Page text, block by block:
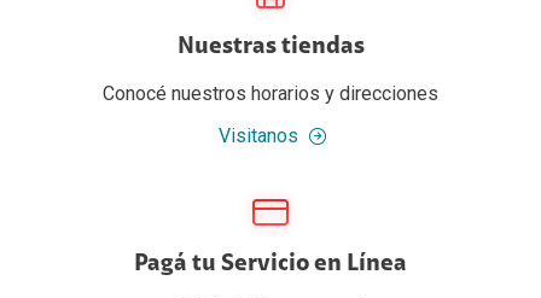
Nuestras tiendas
Conocé nuestros horarios y direcciones
Visitanos
Pagá tu Servicio en Línea